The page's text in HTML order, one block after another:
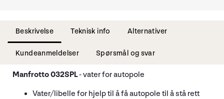
Beskrivelse Teknisk info Alternativer
Kundeanmeldelser Spørsmål og svar
Manfrotto 032SPL- vater for autopole
Vater/libelle for hjelp til å få autopole til å stå rett